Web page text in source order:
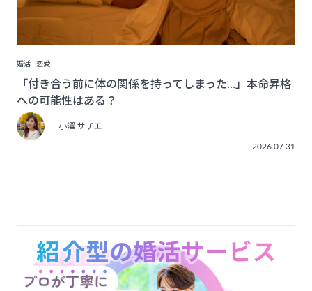
婚活 恋愛
「付き合う前に体の関係を持ってしまった…」本命昇格
への可能性はある？
小澤 サチエ
2026.07.31